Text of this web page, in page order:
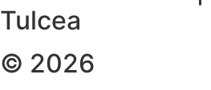
Tulcea
© 2026